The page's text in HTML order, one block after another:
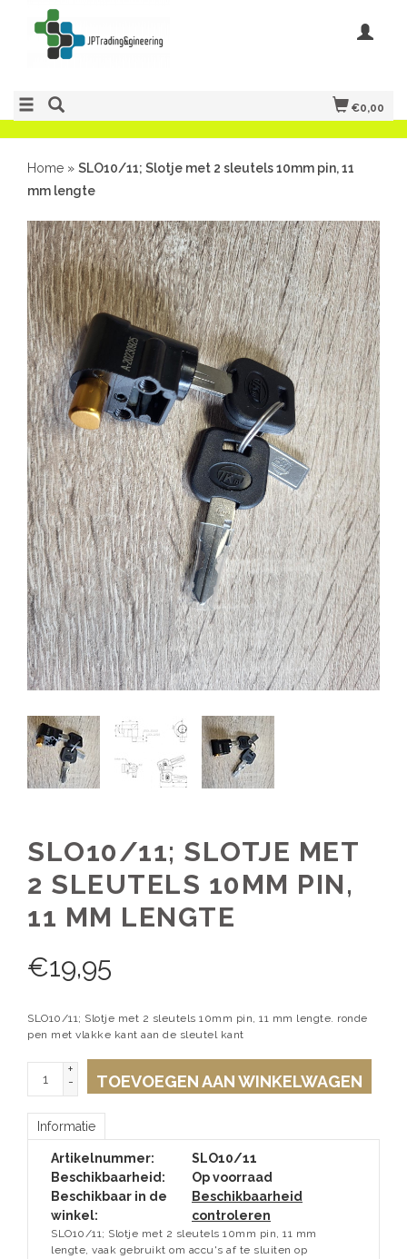
€0,00
Home » SLO10/11; Slotje met 2 sleutels 10mm pin, 11
mm lengte
SLO10/11; SLOTJE MET
2 SLEUTELS 10MM PIN,
11 MM LENGTE
€19,95
SLO10/11; Slotje met 2 sleutels 10mm pin, 11 mm lengte. ronde
pen met vlakke kant aan de sleutel kant
+
-
TOEVOEGEN AAN WINKELWAGEN
Informatie
Artikelnummer:
SLO10/11
Beschikbaarheid:
Op voorraad
Beschikbaar in de
winkel:
Beschikbaarheid
controleren
SLO10/11; Slotje met 2 sleutels 10mm pin, 11 mm
lengte, vaak gebruikt om accu's af te sluiten op